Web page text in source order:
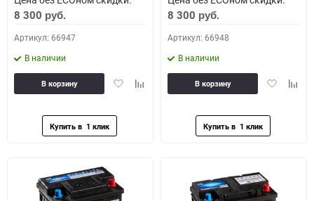
8 300 руб.
Артикул: 66947
В наличии
ДобавитьДобавить
В корзину
8 300 руб.
Артикул: 66948
В наличии
Добавить
В корзину